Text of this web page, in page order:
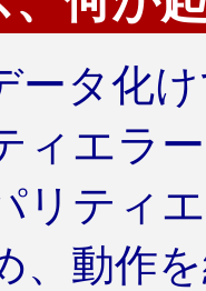
タ化
ィエラ
リティ
、動作